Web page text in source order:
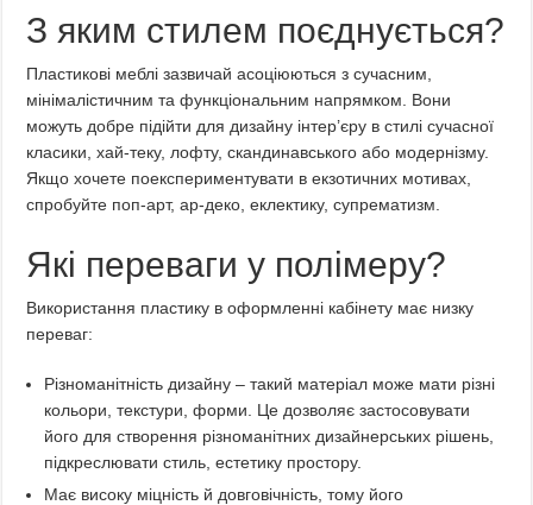
З яким стилем поєднується?
Пластикові меблі зазвичай асоціюються з сучасним,
мінімалістичним та функціональним напрямком. Вони
можуть добре підійти для дизайну інтер’єру в стилі сучасної
класики, хай-теку, лофту, скандинавського або модернізму.
Якщо хочете поекспериментувати в екзотичних мотивах,
спробуйте поп-арт, ар-деко, еклектику, супрематизм.
Які переваги у полімеру?
Використання пластику в оформленні кабінету має низку
переваг:
Різноманітність дизайну – такий матеріал може мати різні
кольори, текстури, форми. Це дозволяє застосовувати
його для створення різноманітних дизайнерських рішень,
підкреслювати стиль, естетику простору.
Має високу міцність й довговічність, тому його